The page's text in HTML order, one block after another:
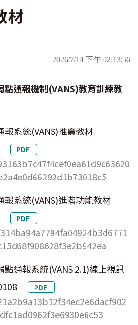
材
2026/7/14 下午 02:13:56
點通報機制(VANS)教育訓練教
報系統(VANS)推廣教材
PDF
報系統(VANS)進階功能教材
PDF
點通報系統(VANS 2.1)線上視訊
PDF